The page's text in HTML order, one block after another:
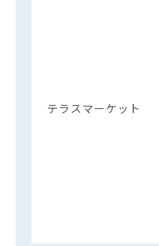
テラスマーケット